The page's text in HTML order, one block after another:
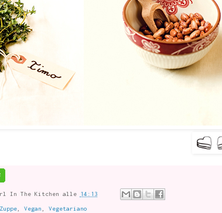
In The Kitchen alle 14:13
, Vegan, Vegetariano